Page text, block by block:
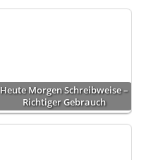
Heute Morgen Schreibweise –
Richtiger Gebrauch